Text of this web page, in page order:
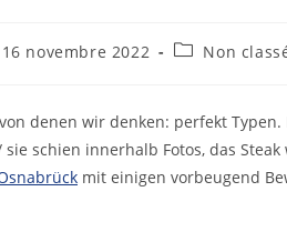
16 novembre 2022 Non
denen wir denken: perfekt
schien innerhalb Fotos, das
mit einigen vorbeugend